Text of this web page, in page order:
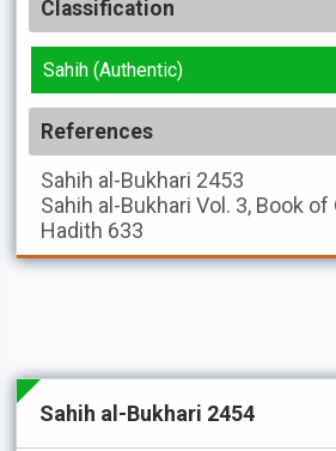
Classification
Sahih (Authentic)
References
Sahih al-Bukhari 2453
Sahih al-Bukhari Vol. 3, Book
Hadith 633
Sahih al-Bukhari 2454